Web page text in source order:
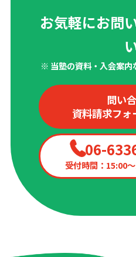
お気軽にお問
※ 当塾の資料・入会案内
問い
資料請求フォ
06-
受付時間：15:00